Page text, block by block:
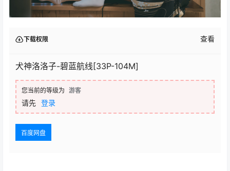
下载权限 查看
犬神洛洛子-碧蓝航线[33P-104M]
您当前的等级为 游客
请先 登录
百度网盘